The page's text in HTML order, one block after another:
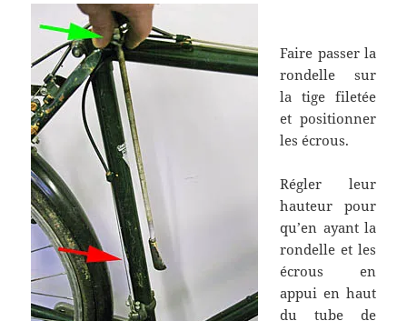
Faire passer la
rondelle sur
la tige filetée
et positionner
les écrous.
Régler leur
hauteur pour
qu’en ayant la
rondelle et les
écrous en
appui en haut
du tube de